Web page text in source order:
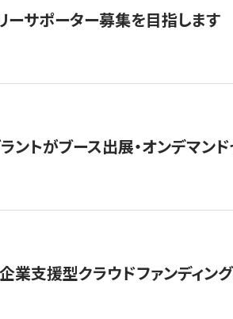
ーサポーター募集を目指します
ントがブース出展・オンデマン
支援型クラウドファンディング